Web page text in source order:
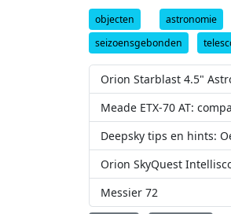
objecten astronomie
seizoensgebonden
Orion Starblast 4.5"
Meade ETX-70 AT:
Deepsky tips en hints:
Orion SkyQuest
Messier 72